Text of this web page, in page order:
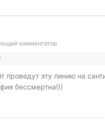
комментатор
проведут эту линию на
бессмертна!))